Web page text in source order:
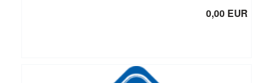
0,00 EUR